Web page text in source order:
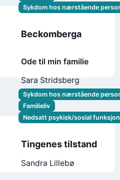
Sykdom hos nærstående
Beckomberga
Ode til min familie
Sara Stridsberg
Sykdom hos nærstående
Familieliv
Nedsatt psykisk/sosial
Tingenes tilstand
Sandra Lillebø